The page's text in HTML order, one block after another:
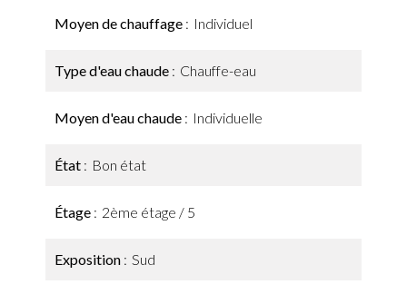
Moyen de chauffage Individuel
Type d'eau chaude Chauffe-eau
Moyen d'eau chaude Individuelle
État Bon état
Étage 2ème étage / 5
Exposition Sud